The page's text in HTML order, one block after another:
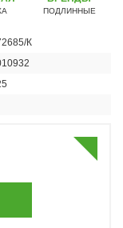
МСК)
ПОДЛИННЫЕ
К